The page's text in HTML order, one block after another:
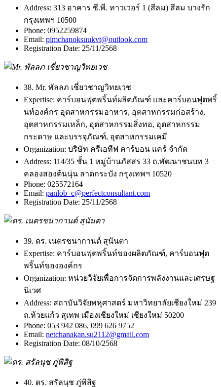
Address: 313 อาคาร ซี.พี. ทาวเวอร์ 1 (สีลม) สีลม บางรัก
กรุงเทพฯ 10500
Phone: 0952259874
Email: pimchanoksuukvt@outlook.com
Registration Date: 25/11/2568
38. Mr. พัลลภ เชี่ยวชาญวิทยเวช
Expertise: คาร์บอนฟุตพริ้นท์ผลิตภัณฑ์ และคาร์บอนฟุตพริ้
นท์องค์กร อุตสาหกรรมอาหาร, อุตสาหกรรมก่อสร้าง,
อุตสาหกรรมเหล็ก, อุตสาหกรรมสิ่งทอ, อุตสาหกรรม
กระดาษ และบรรจุภัณฑ์, อุตสาหกรรมเคมี
Organization: บริษัท ครีเอทีฟ คาร์บอน แคร์ จำกัด
Address: 114/35 ชั้น 1 หมู่บ้านภัสสร 33 ถ.พัฒนาชนบท 3
คลองสองต้นนุ่น ลาดกระบัง กรุงเทพฯ 10520
Phone: 025572164
Email: panlob_c@perfectconsultant.com
Registration Date: 25/11/2568
39. ดร. เนตรชนากานต์ สุนันตา
Expertise: คาร์บอนฟุตพริ้นท์ของผลิตภัณฑ์, คาร์บอนฟุต
พริ้นท์ขององค์กร
Organization: หน่วยวิจัยเพื่อการจัดการพลังงานและเศรษฐ
นิเวศ
Address: สถาบันวิจัยพหุศาสตร์ มหาวิทยาลัยเชียงใหม่ 239
ถ.ห้วยแก้ว สุเทพ เมืองเชียงใหม่ เชียงใหม่ 50200
Phone: 053 942 086, 099 626 9752
Email: netchanakan.su2112@gmail.com
Registration Date: 08/10/2568
40. ดร. สรัลนุช ภู่พิสิฐ